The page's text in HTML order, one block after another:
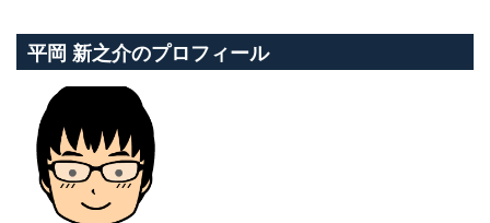
平岡 新之介のプロフィール